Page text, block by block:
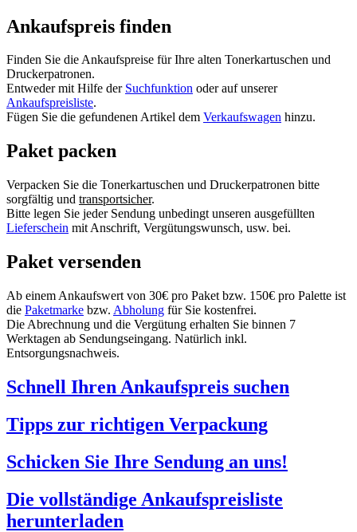
Ankaufspreis finden
Finden Sie die Ankaufspreise für Ihre alten Tonerkartuschen und
Druckerpatronen.
Entweder mit Hilfe der Suchfunktion oder auf unserer
Ankaufspreisliste.
Fügen Sie die gefundenen Artikel dem Verkaufswagen hinzu.
Paket packen
Verpacken Sie die Tonerkartuschen und Druckerpatronen bitte
sorgfältig und transportsicher.
Bitte legen Sie jeder Sendung unbedingt unseren ausgefüllten
Lieferschein mit Anschrift, Vergütungswunsch, usw. bei.
Paket versenden
Ab einem Ankaufswert von 30€ pro Paket bzw. 150€ pro Palette ist
die Paketmarke bzw. Abholung für Sie kostenfrei.
Die Abrechnung und die Vergütung erhalten Sie binnen 7
Werktagen ab Sendungseingang. Natürlich inkl.
Entsorgungsnachweis.
Schnell Ihren Ankaufspreis suchen
Tipps zur richtigen Verpackung
Schicken Sie Ihre Sendung an uns!
Die vollständige Ankaufspreisliste
herunterladen